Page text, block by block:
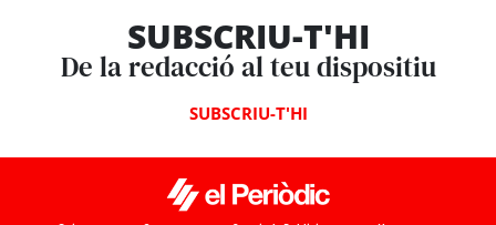
SUBSCRIU-T'HI
De la redacció al teu dispositiu
SUBSCRIU-T'HI